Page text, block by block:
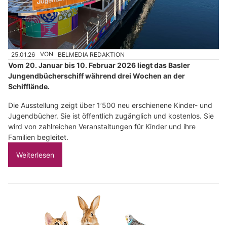
25.01.26 VON BELMEDIA REDAKTION
Vom 20. Januar bis 10. Februar 2026 liegt das Basler
Jungendbücherschiff während drei Wochen an der
Schifflände.
Die Ausstellung zeigt über 1’500 neu erschienene Kinder- und
Jugendbücher. Sie ist öffentlich zugänglich und kostenlos. Sie
wird von zahlreichen Veranstaltungen für Kinder und ihre
Familien begleitet.
Weiterlesen